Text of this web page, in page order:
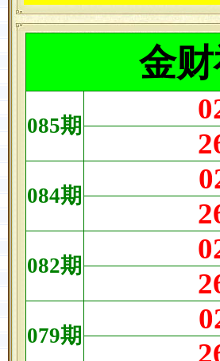
金
085期
084期
082期
079期